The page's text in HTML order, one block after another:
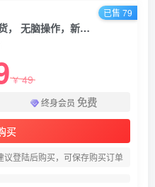
2024*玩法，AI一键生成图文带货， 无脑操作，新人轻松上手【揭秘】
￥49
终身会员 免费
买
议登陆后购买，可保存购买订单
已售 79